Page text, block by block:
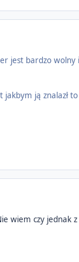
jest bardzo
ją znalazł
wiem czy jednak